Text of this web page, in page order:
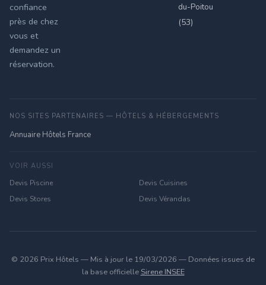
confiance
près de chez
vous et
demandez un
réservation.
du-Poitou
(53)
NOS SITES PARTENAIRES — HÔTELS & HÉBERGEMENTS
Annuaire Hôtels France
VOIR AUSSI
Devis Piscine
Devis Cuisines
Devis Stores
Devis Vérandas
© 2026 Prix Hôtels — Mis à jour le 19/03/2026 — Données issues de
la base officielle Sirene INSEE